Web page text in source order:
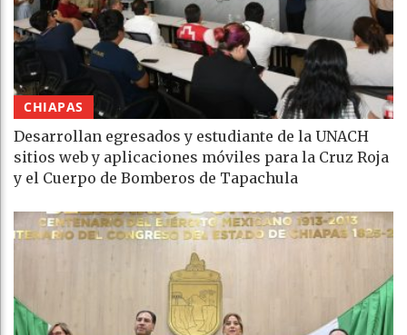
CHIAPAS
Desarrollan egresados y estudiante de la UNACH
sitios web y aplicaciones móviles para la Cruz Roja
y el Cuerpo de Bomberos de Tapachula